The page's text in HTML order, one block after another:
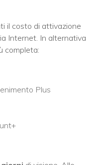
il costo di attivazione
Internet. In alternativa
completa:
Plus